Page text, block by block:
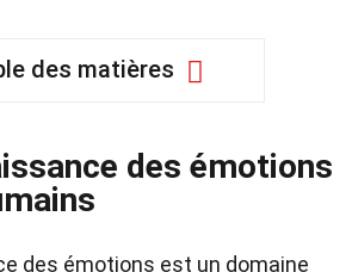
des matières
des émotions
des émotions est un domaine